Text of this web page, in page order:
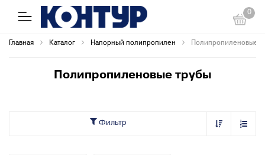
0
Главная Каталог Напорный полипропилен Полипропиленовые
Полипропиленовые трубы
Фильтр